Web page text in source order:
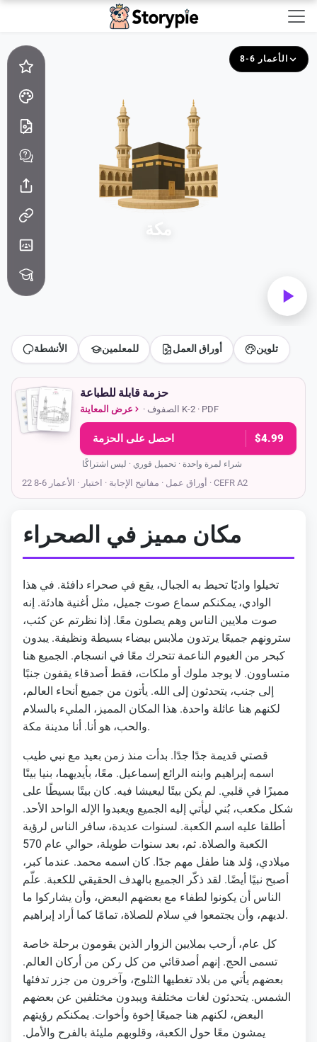
Storypie - Home
الأعمار 6-8
مكة
الأنشطة للمعلمين أوراق العمل تلوين
حزمة قابلة للطباعة
عرض المعاينة · الصفوف K-2 · PDF
احصل على الحزمة $4.99
شراء لمرة واحدة · تحميل فوري · ليس اشتراكًا
22 أوراق عمل · مفاتيح الإجابة · اختبار · الأعمار 6-8 · CEFR A2
مكان مميز في الصحراء
تخيلوا واديًا تحيط به الجبال، يقع في صحراء دافئة. في هذا
الوادي، يمكنكم سماع صوت جميل، مثل أغنية هادئة. إنه
صوت ملايين الناس وهم يصلون معًا. إذا نظرتم عن كثب،
سترونهم جميعًا يرتدون ملابس بيضاء بسيطة ونظيفة. يبدون
كبحر من الغيوم الناعمة تتحرك معًا في انسجام. الجميع هنا
متساوون. لا يوجد ملوك أو ملكات، فقط أصدقاء يقفون جنبًا
إلى جنب، يتحدثون إلى الله. يأتون من جميع أنحاء العالم،
لكنهم هنا عائلة واحدة. هذا المكان المميز، المليء بالسلام
والحب، هو أنا. أنا مدينة مكة.
قصتي قديمة جدًا جدًا. بدأت منذ زمن بعيد مع نبي طيب
اسمه إبراهيم وابنه الرائع إسماعيل. معًا، بأيديهما، بنيا بيتًا
مميزًا في قلبي. لم يكن بيتًا ليعيشا فيه. كان بيتًا بسيطًا على
شكل مكعب، بُني ليأتي إليه الجميع ويعبدوا الإله الواحد الأحد.
أطلقا عليه اسم الكعبة. لسنوات عديدة، سافر الناس لرؤية
الكعبة والصلاة. ثم، بعد سنوات طويلة، حوالي عام 570
ميلادي، وُلد هنا طفل مهم جدًا. كان اسمه محمد. عندما كبر،
أصبح نبيًا أيضًا. لقد ذكّر الجميع بالهدف الحقيقي للكعبة. علّم
الناس أن يكونوا لطفاء مع بعضهم البعض، وأن يشاركوا ما
لديهم، وأن يجتمعوا في سلام للصلاة، تمامًا كما أراد إبراهيم.
كل عام، أرحب بملايين الزوار الذين يقومون برحلة خاصة
تسمى الحج. إنهم أصدقائي من كل ركن من أركان العالم.
بعضهم يأتي من بلاد تغطيها الثلوج، وآخرون من جزر تدفئها
الشمس. يتحدثون لغات مختلفة ويبدون مختلفين عن بعضهم
البعض، لكنهم هنا جميعًا إخوة وأخوات. يمكنكم رؤيتهم
يمشون معًا حول الكعبة، وقلوبهم مليئة بالفرح والأمل.